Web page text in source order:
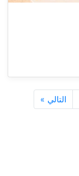
التالي »